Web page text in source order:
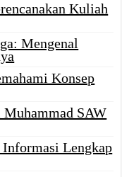
Kuliah
Mengenal
Konsep
Muhammad SAW
Lengkap